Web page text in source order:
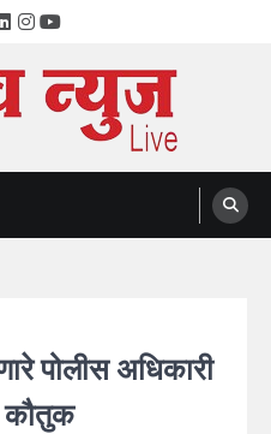
LinkedIn
Instagram
YouTube
पोलीस अधिकारी
कौतुक